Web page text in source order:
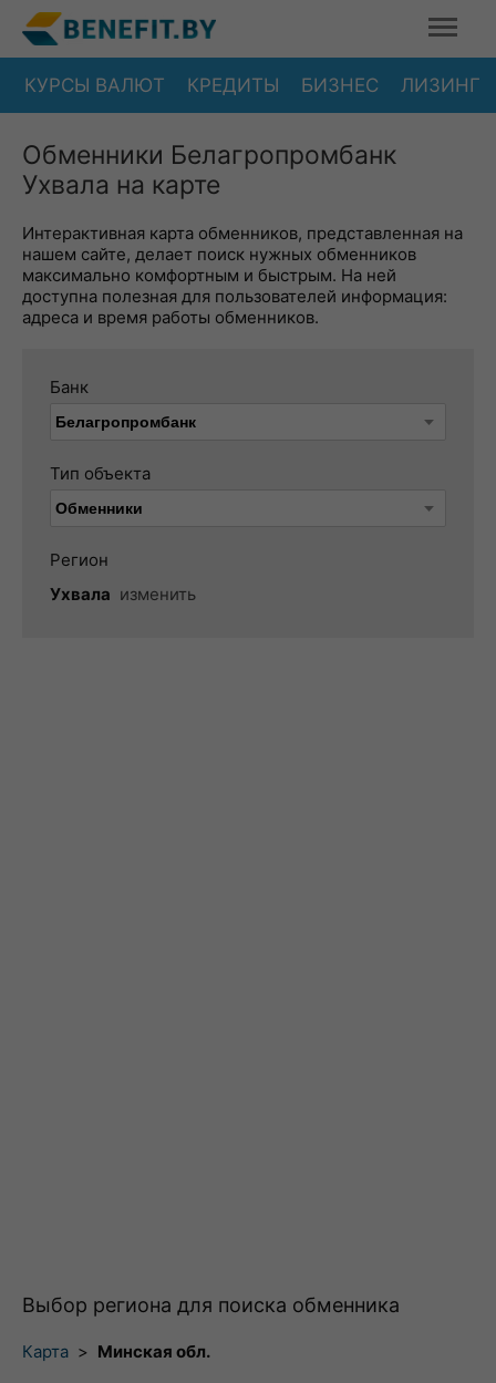
КУРСЫ ВАЛЮТ КРЕДИТЫ БИЗНЕС ЛИЗИНГ
Обменники Белагропромбанк
Ухвала на карте
Интерактивная карта обменников, представленная на
нашем сайте, делает поиск нужных обменников
максимально комфортным и быстрым. На ней
доступна полезная для пользователей информация:
адреса и время работы обменников.
Банк
Тип объекта
Регион
Ухвала изменить
Выбор региона для поиска обменника
Карта > Минская обл.